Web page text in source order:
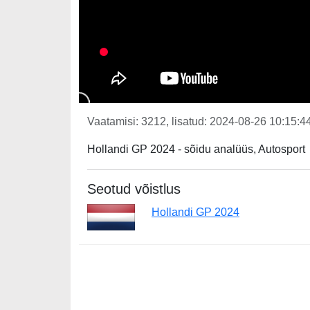
Vaatamisi: 3212, lisatud: 2024-08-26
Hollandi GP 2024 - sõidu analüüs, Autosport
Seotud võistlus
Hollandi GP 2024